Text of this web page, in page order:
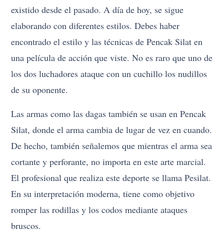
existido desde el pasado. A día de hoy, se sigue
elaborando con diferentes estilos. Debes haber
encontrado el estilo y las técnicas de Pencak Silat en
una película de acción que viste. No es raro que uno de
los dos luchadores ataque con un cuchillo los nudillos
de su oponente.
Las armas como las dagas también se usan en Pencak
Silat, donde el arma cambia de lugar de vez en cuando.
De hecho, también señalemos que mientras el arma sea
cortante y perforante, no importa en este arte marcial.
El profesional que realiza este deporte se llama Pesilat.
En su interpretación moderna, tiene como objetivo
romper las rodillas y los codos mediante ataques
bruscos.